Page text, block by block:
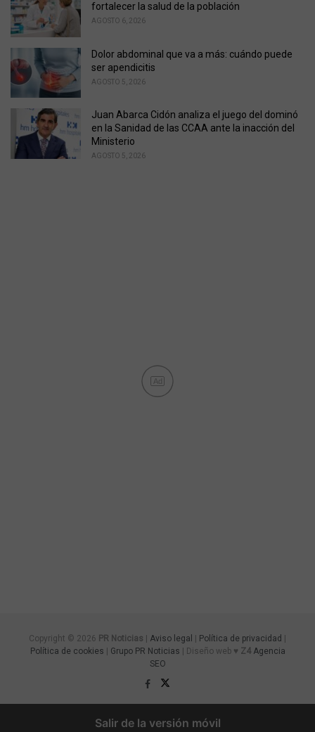
fortalecer la salud de la población
AGOSTO 6, 2026
Dolor abdominal que va a más: cuándo puede
ser apendicitis
AGOSTO 5, 2026
Juan Abarca Cidón analiza el juego del dominó
en la Sanidad de las CCAA ante la inacción del
Ministerio
AGOSTO 5, 2026
Ad
Copyright © 2026 PR Noticias Aviso legal Política de privacidad
Política de cookies
Grupo PR Noticias | Diseño web ♥ Z4 Agencia
SEO
Salir de la versión móvil